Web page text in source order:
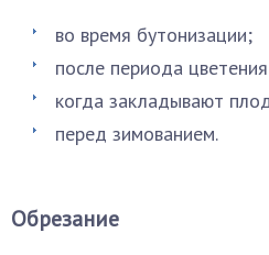
во время бутонизации;
после периода
когда закладывают
перед зимованием.
Обрезание